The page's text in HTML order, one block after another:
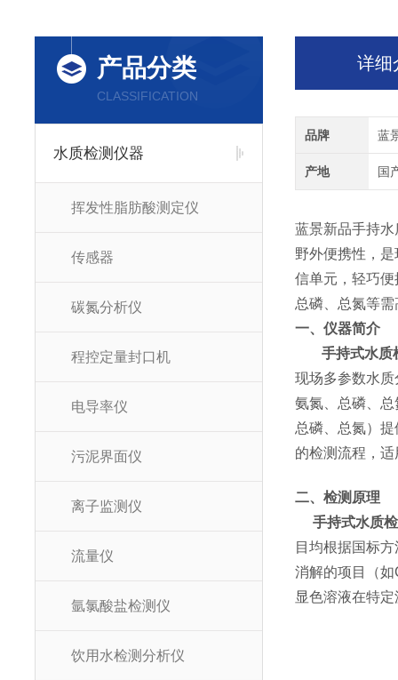
产品分类
CLASSIFICATION
水质检测仪器
挥发性脂肪酸测定仪
传感器
碳氮分析仪
程控定量封口机
电导率仪
污泥界面仪
离子监测仪
流量仪
氩氯酸盐检测仪
饮用水检测分析仪
详细
品牌 蓝
产地 国
蓝景新品手持
野外便携性，
信单元，轻巧
总磷、总氮等
一、仪器简介
手持式水质
现场多参数水
氨氮、总磷、
总磷、总氮）
的检测流程，
二、检测原理
手持式水质
目均根据国标
消解的项目（
显色溶液在特